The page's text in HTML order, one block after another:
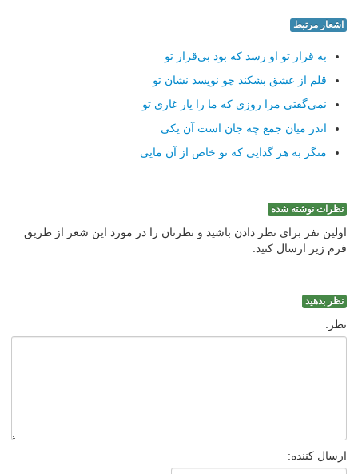
اشعار مرتبط
به قرار تو او رسد كه بود بی‌قرار تو
قلم از عشق بشكند چو نویسد نشان تو
نمی‌گفتی مرا روزی كه ما را یار غاری تو
اندر میان جمع چه جان است آن یكی
منگر به هر گدایی كه تو خاص از آن مایی
نظرات نوشته شده
اولین نفر برای نظر دادن باشید و نظرتان را در مورد این شعر از طریق
فرم زیر ارسال کنید.
نظر بدهید
نظر:
ارسال کننده: